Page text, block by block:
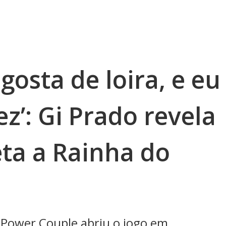
de loira, e eu
Gi Prado revela
a Rainha do